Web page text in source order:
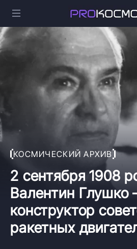
КОСМИЧЕСКИЙ АРХИВ
2 сентября 1908
Валентин
конструктор
ракетных